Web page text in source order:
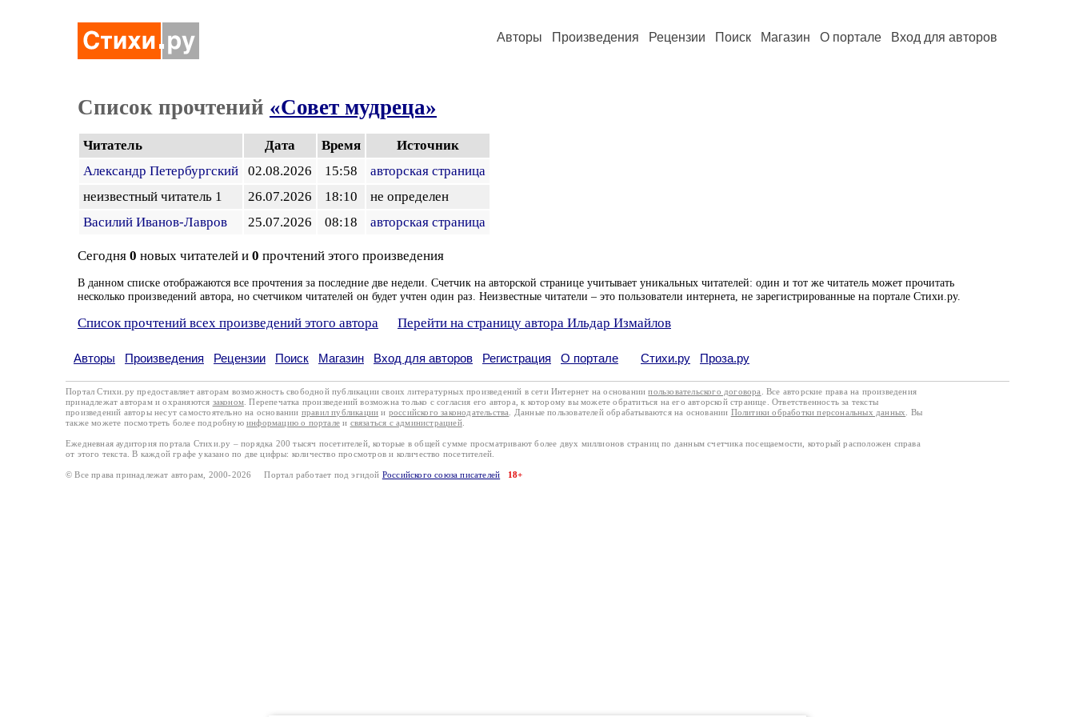
Авторы Произведения Рецензии Поиск Магазин О портале Вход для авторов
Список прочтений «Совет мудреца»
Читатель Дата Время
Источник
Александр Петербургский
02.08.2026 15:58
авторская страница
неизвестный читатель 1
26.07.2026 18:10
не определен
Василий Иванов-Лавров
25.07.2026 08:18 авторская страница
Сегодня 0 новых читателей и 0 прочтений этого произведения
В данном списке отображаются все прочтения за последние две недели. Счетчик на авторской странице учитывает уникальных читателей: один и тот же читатель может прочитать
несколько произведений автора, но счетчиком читателей он будет учтен один раз. Неизвестные читатели – это пользователи интернета, не зарегистрированные на портале Стихи.ру.
Список прочтений всех произведений этого автора Перейти на страницу автора Ильдар Измайлов
Авторы Произведения Рецензии Поиск Магазин Вход для авторов Регистрация О портале Стихи.ру Проза.ру
Портал Стихи.ру предоставляет авторам возможность свободной публикации своих литературных произведений в сети Интернет на основаниипользовательского договора
. Все авторские права на произведения
принадлежат авторам и охраняются законом . Перепечатка произведений возможна только с согласия его автора, к которому вы можете обратиться на его авторской странице. Ответственность за тексты
произведений авторы несут самостоятельно на основании правил публикации и российского законодательства . Данные пользователей обрабатываются на основании Политики обработки персональных данных
. Вы
также можете посмотреть более подробную информацию о портале и связаться с администрацией.
Ежедневная аудитория портала Стихи.ру – порядка 200 тысяч посетителей, которые в общей сумме просматривают более двух миллионов страниц по данным счетчика посещаемости, который расположен справа
от этого текста. В каждой графе указано по две цифры: количество просмотров и количество посетителей.
© Все права принадлежат авторам, 2000-2026 Портал работает под эгидой Российского союза писателей 18+